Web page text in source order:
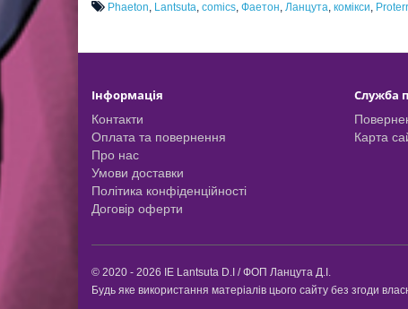
Phaeton, Lantsuta, comics, Фаетон, Ланцута, комікси,
Інформація
Контакти
Оплата та повернення
Про нас
Умови доставки
Політика конфіденційності
Договір оферти
Служба
Карта
© 2020 - 2026 IE Lantsuta D.I / ФОП Ланцута Д.І.
Будь яке використання матеріалів цього сайту без згоди